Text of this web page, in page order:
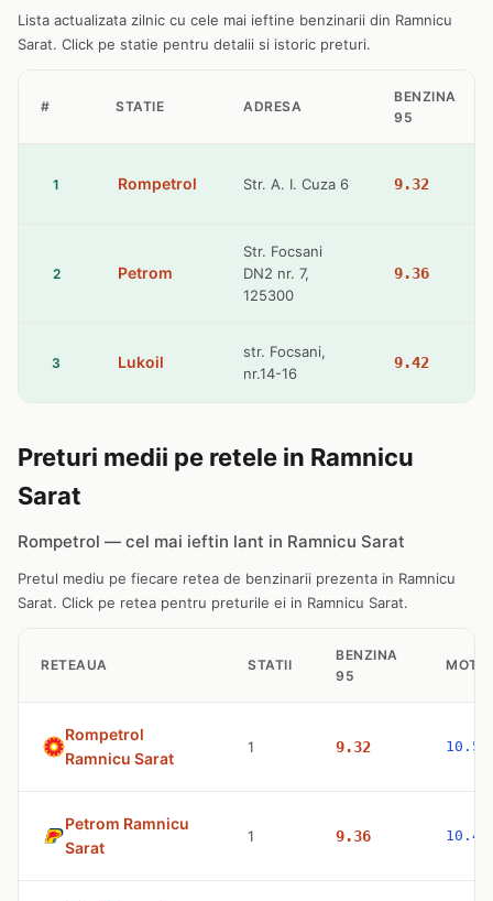
Lista actualizata zilnic cu cele mai ieftine benzinarii din Ramnicu
Sarat. Click pe statie pentru detalii si istoric preturi.
# STATIE ADRESA
BENZINA
95
1 Rompetrol Str. A. I. Cuza 6 9.32
2 Petrom
Str. Focsani
DN2 nr. 7,
125300
9.36
3 Lukoil
str. Focsani,
nr.14-16
9.42
Preturi medii pe retele in Ramnicu
Sarat
Rompetrol — cel mai ieftin lant in Ramnicu Sarat
Pretul mediu pe fiecare retea de benzinarii prezenta in Ramnicu
Sarat. Click pe retea pentru preturile ei in Ramnicu Sarat.
RETEAUA STATII
BENZINA
95
Rompetrol
Ramnicu Sarat
1 9.32 10.53
Petrom Ramnicu
Sarat
1 9.36 10.47